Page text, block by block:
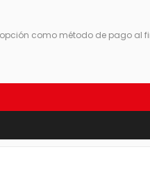
como método de pago al